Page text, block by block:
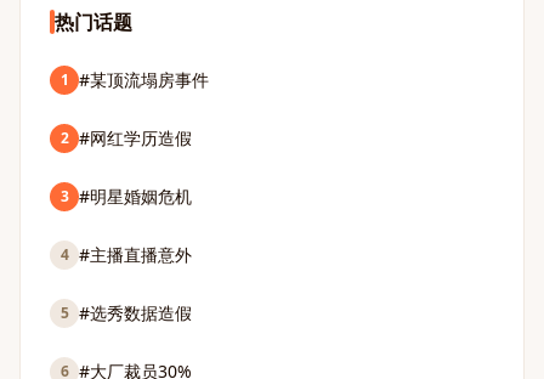
热门话题
1 #某顶流塌房事件
2 #网红学历造假
3 #明星婚姻危机
4 #主播直播意外
5 #选秀数据造假
6 #大厂裁员30%